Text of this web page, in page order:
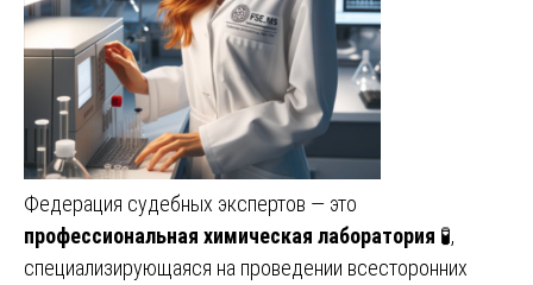
Федерация судебных экспертов — это
профессиональная химическая лаборатория 🧪,
специализирующаяся на проведении всесторонних